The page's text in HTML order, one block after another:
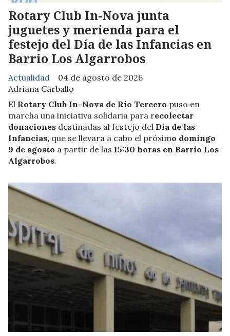
Rotary Club In-Nova junta
juguetes y merienda para el
festejo del Día de las Infancias en
Barrio Los Algarrobos
Adriana Carballo
Actualidad 04 de agosto de 2026
El Rotary Club In-Nova de Río Tercero puso en
marcha una iniciativa solidaria para recolectar
donaciones destinadas al festejo del Día de las
Infancias, que se llevara a cabo el próximo domingo
9 de agosto a partir de las 15:30 horas en Barrio Los
Algarrobos.